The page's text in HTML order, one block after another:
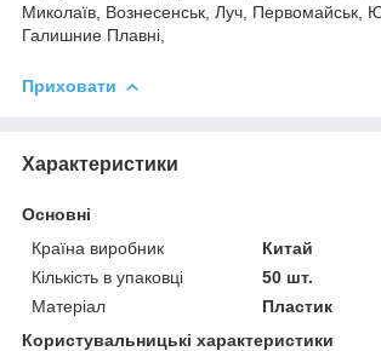
Миколаїв, Вознесенськ, Луч, Первомайськ,
Галишние Плавні,
Приховати
Характеристики
Основні
Країна виробник
Китай
Кількість в упаковці
50 шт.
Матеріал
Пластик
Користувальницькі характеристики